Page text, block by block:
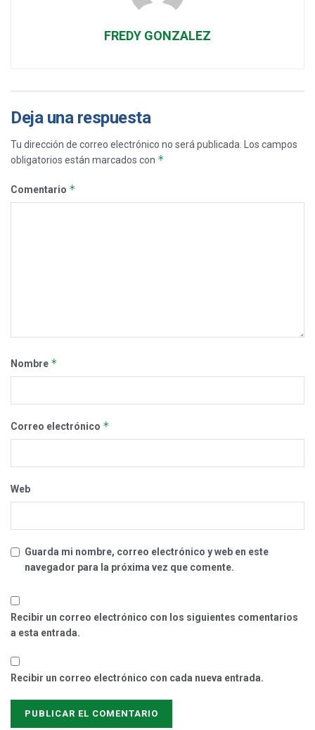
FREDY GONZALEZ
Deja una respuesta
Tu dirección de correo electrónico no será publicada. Los campos
obligatorios están marcados con *
Comentario *
Nombre *
Correo electrónico *
Web
Guarda mi nombre, correo electrónico y web en este
navegador para la próxima vez que comente.
Recibir un correo electrónico con los siguientes comentarios
a esta entrada.
Recibir un correo electrónico con cada nueva entrada.